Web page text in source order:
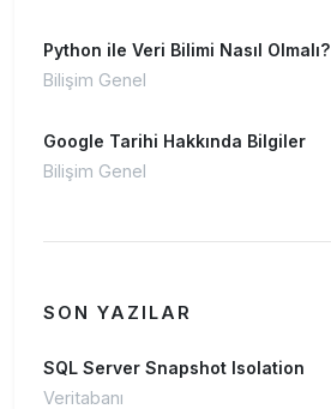
Python ile Veri Bilimi Nasıl Olmalı?
Bilişim Genel
Google Tarihi Hakkında Bilgiler
Bilişim Genel
SON YAZILAR
SQL Server Snapshot Isolation
Veritabanı